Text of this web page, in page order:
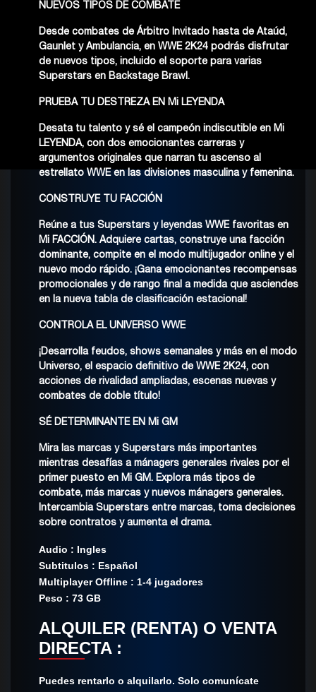
NUEVOS TIPOS DE COMBATE
Desde combates de Árbitro Invitado hasta de Ataúd,
Gaunlet y Ambulancia, en WWE 2K24 podrás disfrutar
de nuevos tipos, incluido el soporte para varias
Superstars en Backstage Brawl.
PRUEBA TU DESTREZA EN Mi LEYENDA
Desata tu talento y sé el campeón indiscutible en Mi
LEYENDA, con dos emocionantes carreras y
argumentos originales que narran tu ascenso al
estrellato WWE en las divisiones masculina y femenina.
CONSTRUYE TU FACCIÓN
Reúne a tus Superstars y leyendas WWE favoritas en
Mi FACCIÓN. Adquiere cartas, construye una facción
dominante, compite en el modo multijugador online y el
nuevo modo rápido. ¡Gana emocionantes recompensas
promocionales y de rango final a medida que asciendes
en la nueva tabla de clasificación estacional!
CONTROLA EL UNIVERSO WWE
¡Desarrolla feudos, shows semanales y más en el modo
Universo, el espacio definitivo de WWE 2K24, con
acciones de rivalidad ampliadas, escenas nuevas y
combates de doble título!
SÉ DETERMINANTE EN Mi GM
Mira las marcas y Superstars más importantes
mientras desafías a mánagers generales rivales por el
primer puesto en Mi GM. Explora más tipos de
combate, más marcas y nuevos mánagers generales.
Intercambia Superstars entre marcas, toma decisiones
sobre contratos y aumenta el drama.
Audio : Ingles
Subtitulos : Español
Multiplayer Offline : 1-4 jugadores
Peso : 73 GB
ALQUILER (RENTA) O VENTA
DIRECTA :
Puedes rentarlo o alquilarlo. Solo comunícate​